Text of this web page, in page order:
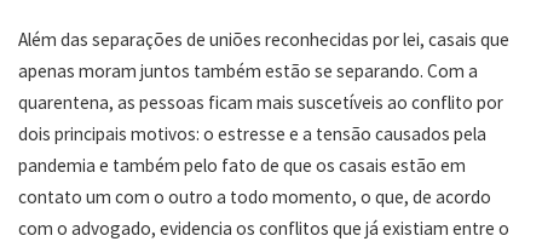
Além das separações de uniões reconhecidas por lei, casais que
apenas moram juntos também estão se separando. Com a
quarentena, as pessoas ficam mais suscetíveis ao conflito por
dois principais motivos: o estresse e a tensão causados pela
pandemia e também pelo fato de que os casais estão em
contato um com o outro a todo momento, o que, de acordo
com o advogado, evidencia os conflitos que já existiam entre o